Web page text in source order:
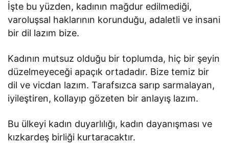
İşte bu yüzden, kadının mağdur edilmediği,
varoluşsal haklarının korunduğu, adaletli ve insani
bir dil lazım bize.
Kadının mutsuz olduğu bir toplumda, hiç bir şeyin
düzelmeyeceği apaçık ortadadır. Bize temiz bir
dil ve vicdan lazım. Tarafsızca sarıp sarmalayan,
iyileştiren, kollayıp gözeten bir anlayış lazım.
Bu ülkeyi kadın duyarlılığı, kadın dayanışması ve
kızkardeş birliği kurtaracaktır.